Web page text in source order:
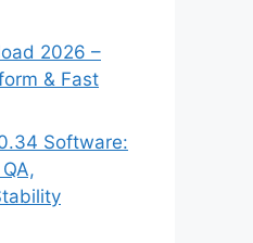
2026 –
& Fast
Software: